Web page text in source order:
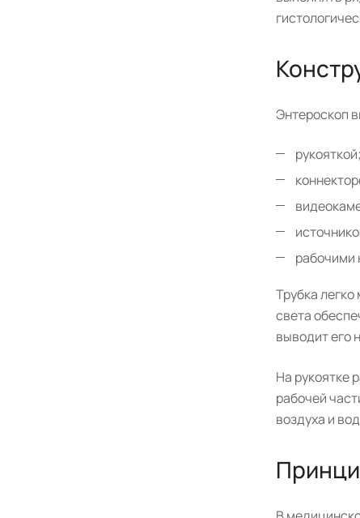
Энтероскоп
рукояткой;
рабочими
Трубка
света
выводит его
На рукоятке
рабочей
воздуха и